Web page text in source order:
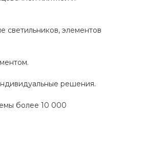
элементов
решения.
более 10 000